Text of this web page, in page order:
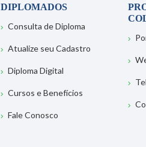
DIPLOMADOS
Consulta de Diploma
Atualize seu Cadastro
Diploma Digital
Cursos e Benefícios
Fale Conosco